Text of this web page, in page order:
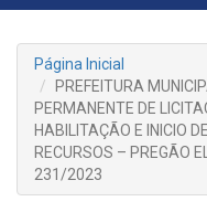
Página Inicial
PREFEITURA
PERMANENTE DE
HABILITAÇÃO E INICIO
RECURSOS – PREGÃO
231/2023